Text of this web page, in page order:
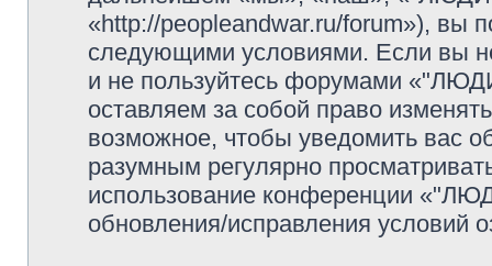
«http://peopleandwar.ru/forum»), вы
следующими условиями. Если вы
и не пользуйтесь форумами
оставляем за собой право
возможное, чтобы уведомить вас
разумным регулярно
использование конференции
обновления/исправления условий